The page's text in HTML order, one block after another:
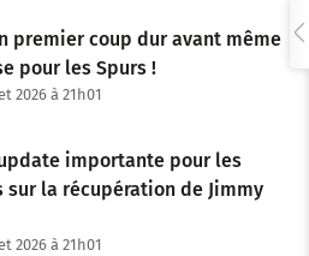
premier coup dur avant même
pour les Spurs !
2026 à 21h01
importante pour les
sur la récupération de Jimmy
2026 à 21h01